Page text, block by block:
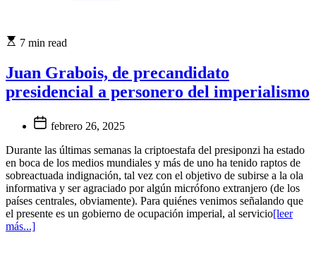
7 min read
Juan Grabois, de precandidato
presidencial a personero del imperialismo
febrero 26, 2025
Durante las últimas semanas la criptoestafa del presiponzi ha estado
en boca de los medios mundiales y más de uno ha tenido raptos de
sobreactuada indignación, tal vez con el objetivo de subirse a la ola
informativa y ser agraciado por algún micrófono extranjero (de los
países centrales, obviamente). Para quiénes venimos señalando que
el presente es un gobierno de ocupación imperial, al servicio[leer
más...]